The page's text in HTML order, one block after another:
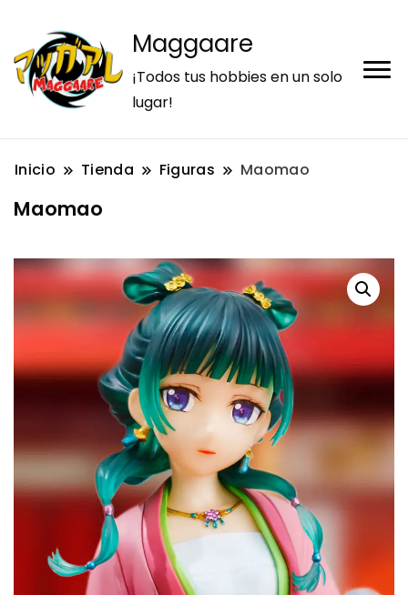
Maggaare
¡Todos tus hobbies en un solo
lugar!
Inicio Tienda Figuras Maomao
Maomao